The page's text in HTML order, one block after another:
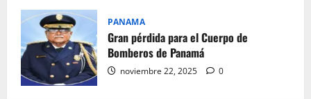
PANAMA
Gran pérdida para el Cuerpo de
Bomberos de Panamá
noviembre 22, 2025 0